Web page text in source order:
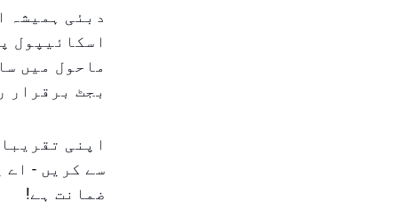
دبئی ہمیشہ
اسکائیپول
ماحول میں
بجٹ برقرار
اپنی
سے کریں -
ضمانت ہے!